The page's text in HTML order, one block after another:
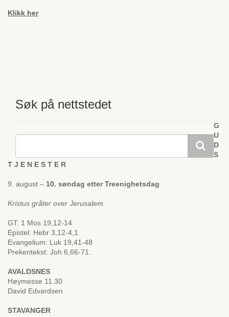
Klikk her
Søk på nettstedet
G
U
D
S
T J E N E S T E R
9. august – 10. søndag etter Treenighetsdag
Kristus gråter over Jerusalem.
GT: 1 Mos 19,12-14
Epistel: Hebr 3,12-4,1
Evangelium: Luk 19,41-48
Prekentekst: Joh 6,66-71.
AVALDSNES
Høymesse 11.30
David Edvardsen
STAVANGER